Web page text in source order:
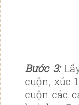
Bước 3:
cuộn, xúc
cuộn các